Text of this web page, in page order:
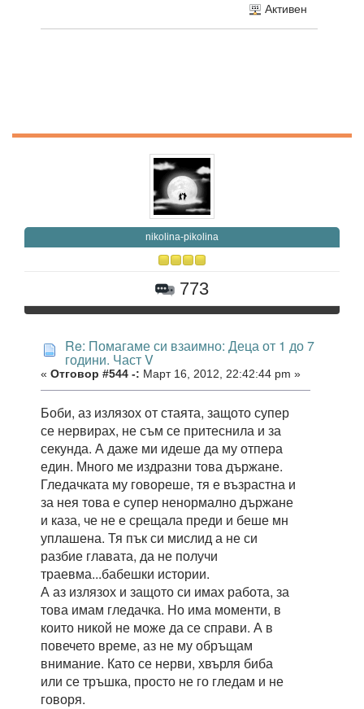
Активен
nikolina-pikolina
773
Re: Помагаме си взаимно: Деца от 1 до 7
години. Част V
« Отговор #544 -: Март 16, 2012, 22:42:44 pm »
Боби, аз излязох от стаята, защото супер
се нервирах, не съм се притеснила и за
секунда. А даже ми идеше да му отпера
един. Много ме издразни това държане.
Гледачката му говореше, тя е възрастна и
за нея това е супер ненормално държане
и каза, че не е срещала преди и беше мн
уплашена. Тя пък си мислид а не си
разбие главата, да не получи
траевма...бабешки истории.
А аз излязох и защото си имах работа, за
това имам гледачка. Но има моменти, в
които никой не може да се справи. А в
повечето време, аз не му обръщам
внимание. Като се нерви, хвърля биба
или се тръшка, просто не го гледам и не
говоря.